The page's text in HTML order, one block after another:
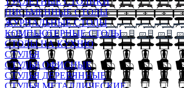
ПИСЬМЕННЫЕ СТОЛЫ
ЖУРНАЛЬНЫЕ СТОЛЫ
КОМПЬЮТЕРНЫЕ СТОЛЫ
СТОЛЫ НА КУХНЮ
СТУЛЬЯ
СТУЛЬЯ ОФИСНЫЕ
СТУЛЬЯ ДЕРЕВЯННЫЕ